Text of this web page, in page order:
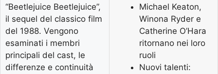
“Beetlejuice Beetlejuice”,
il sequel del classico film
del 1988. Vengono
esaminati i membri
principali del cast, le
differenze e continuità
Michael Keaton,
Winona Ryder e
Catherine O’Hara
ritornano nei loro
ruoli
Nuovi talenti: